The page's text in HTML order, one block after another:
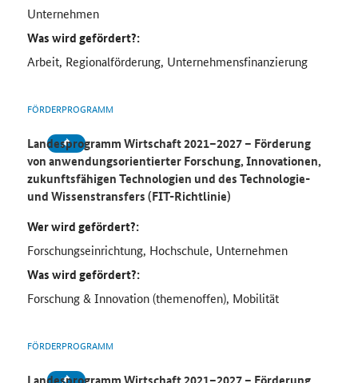
Unternehmen
Was wird gefördert?:
Arbeit, Regionalförderung, Unternehmensfinanzierung
FÖRDERPROGRAMM
Landesprogramm Wirtschaft 2021–2027 – Förderung
von anwendungsorientierter Forschung, Innovationen,
zukunftsfähigen Technologien und des Technologie-
und Wissenstransfers (FIT-Richtlinie)
Wer wird gefördert?:
Forschungseinrichtung, Hochschule, Unternehmen
Was wird gefördert?:
Forschung & Innovation (themenoffen), Mobilität
FÖRDERPROGRAMM